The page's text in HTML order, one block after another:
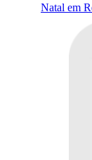
Natal em